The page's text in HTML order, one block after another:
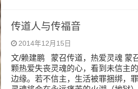
传道人与传福音
2014年12月15日
文/赖建鹏 蒙召传道，热爱灵魂 蒙
颗热爱失丧灵魂的心，看到未信主
边缘。若不信主，生活被罪捆绑，